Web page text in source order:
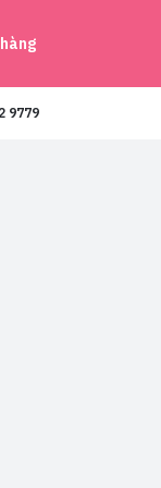
9779